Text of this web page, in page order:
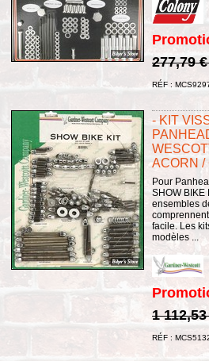
277,79
RÉF :
- KIT
ACORN /
Pour
SHOW BIKE
ensembles
facile. Les
modèles ...
1
RÉF :